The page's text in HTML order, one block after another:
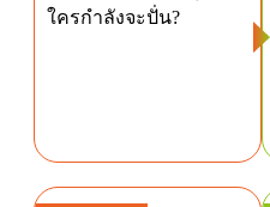
ใครกำลังจะปั่น?